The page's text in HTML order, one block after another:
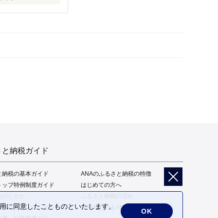
納税ガイド
納税の基本ガイド
ANAのふるさと納税の特徴
ップ特例制度ガイド
はじめての方へ
ふるさと納税の流れ
シミュレーション
動画でわかるANAのふるさと納税
同意したことものといたします。
OK